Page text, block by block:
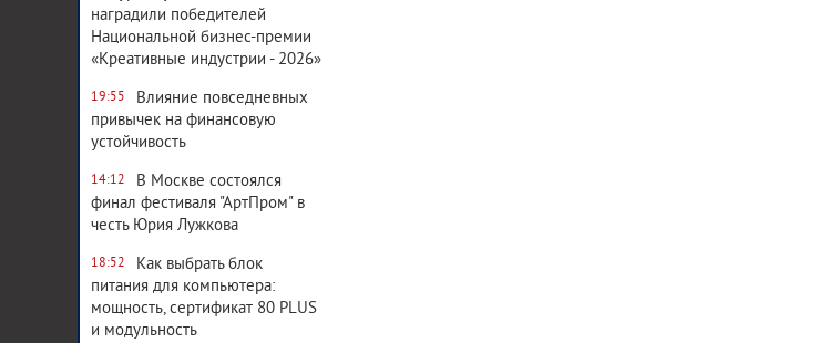
наградили победителей
Национальной бизнес-премии
«Креативные индустрии - 2026»
19:55
Влияние повседневных
привычек на финансовую
устойчивость
14:12
В Москве состоялся
финал фестиваля "АртПром" в
честь Юрия Лужкова
18:52
Как выбрать блок
питания для компьютера:
мощность, сертификат 80 PLUS
и модульность